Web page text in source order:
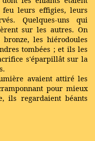
leurs effigies, leurs
Quelques-uns qui
sur les autres. On
bronze, les hiérodoules
tombées ; et ils les
s'éparpillât sur la
avaient attiré les
pour mieux
ils regardaient béants